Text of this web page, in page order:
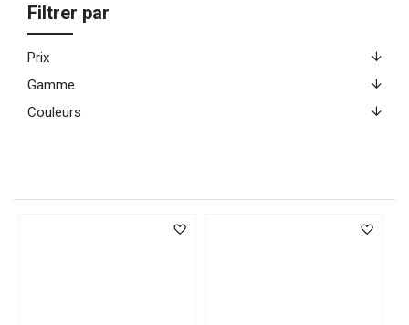
Filtrer par
Prix
Gamme
Couleurs